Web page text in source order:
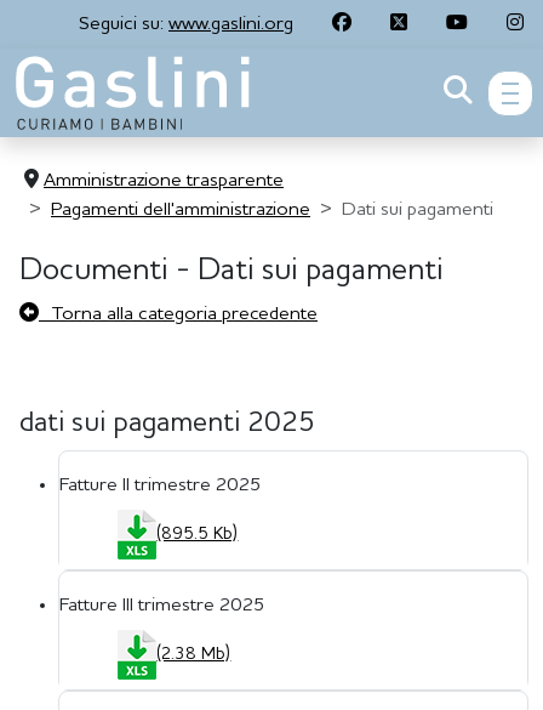
Seguici su: www.gaslini.org
Amministrazione trasparente
Pagamenti dell'amministrazione
Dati sui pagamenti
Documenti - Dati sui pagamenti
Torna alla categoria precedente
dati sui pagamenti 2025
Fatture II trimestre 2025
(895.5 Kb)
Fatture III trimestre 2025
(2.38 Mb)